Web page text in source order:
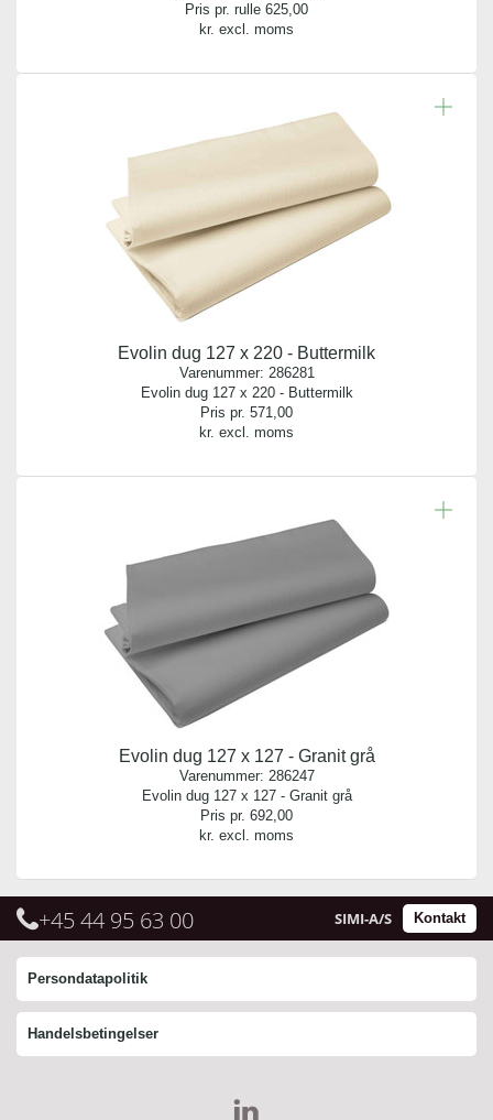
Pris pr. rulle 625,00
kr. excl. moms
Evolin dug 127 x 220 - Buttermilk
Varenummer: 286281
Evolin dug 127 x 220 - Buttermilk
Pris pr. 571,00
kr. excl. moms
Evolin dug 127 x 127 - Granit grå
Varenummer: 286247
Evolin dug 127 x 127 - Granit grå
Pris pr. 692,00
kr. excl. moms
+45 44 95 63 00 Kontakt
SIMI-A/S
Persondatapolitik
Handelsbetingelser